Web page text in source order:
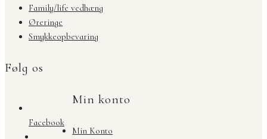
Family/life vedhæng
Øreringe
Smykkeopbevaring
Følg os
Facebook
Min konto
Min Konto